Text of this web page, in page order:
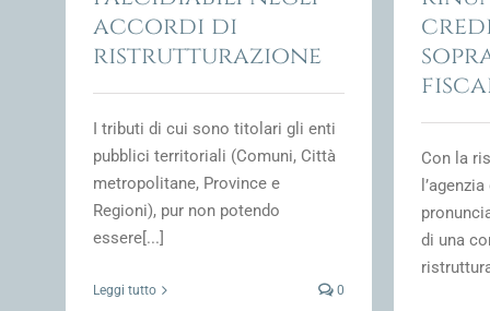
accordi di
ristrutturazione
I tributi di cui sono titolari gli enti
pubblici territoriali (Comuni, Città
metropolitane, Province e
Regioni), pur non potendo
essere[...]
Leggi tutto 0
Con la
di una